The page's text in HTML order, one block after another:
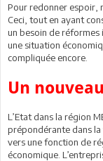
Pour redonner espoir,
Ceci, tout en ayant
un besoin de réformes
une situation
compliquée encore.
Un
L’Etat dans la région
prépondérante dans
vers une fonction de
économique.